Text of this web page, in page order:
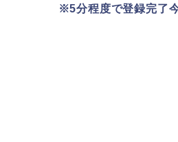
※5分程度で登録完了